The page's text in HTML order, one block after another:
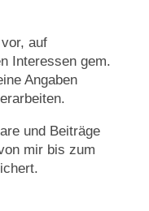
auf
Interessen gem.
Angaben
und Beiträge
mir bis zum